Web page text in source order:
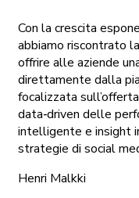
Con la crescita
abbiamo riscontrato
offrire alle aziende
direttamente dalla
focalizzata
data‑driven delle
intelligente e insight
strategie di social
Henri Malkki